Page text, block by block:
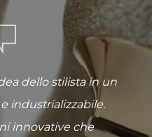
dello stilista in un
industrializzabile.
innovative che